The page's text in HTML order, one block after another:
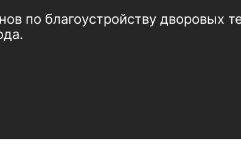
по благоустройству дворовых